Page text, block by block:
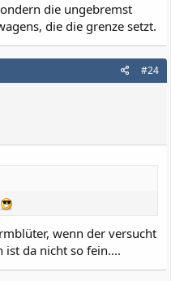
die ungebremst
die die grenze setzt.
#24
wenn der versucht
ist da nicht so fein....